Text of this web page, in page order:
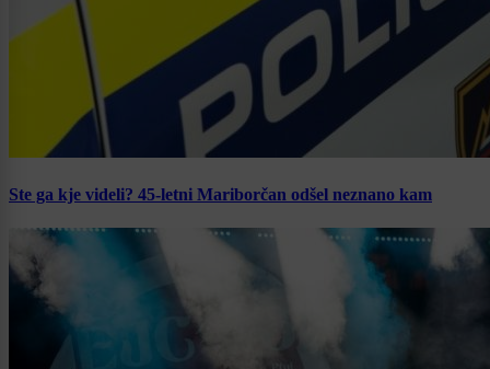
Ste ga kje videli? 45-letni Mariborčan odšel neznano kam